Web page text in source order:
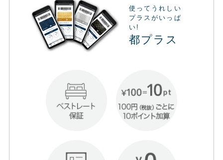
使ってうれしい
プラスがいっぱ
い!
都プラス